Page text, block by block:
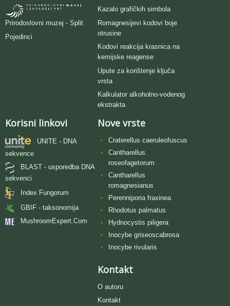
Prirodoslovni muzej - Split
Pojedinci
Kazalo grafičkih simbola
Romagnesijevi kodovi boje
otrusine
Kodovi reakcija krasnica na
kemijske reagense
Upute za korištenje ključa
vrsta
Kalkulator alkoholno-vodenog
ekstrakta
Korisni linkovi
UNITE - DNA
sekvence
BLAST - usporedba DNA
sekvenci
Index Fungorum
GBIF - taksonomija
MushroomExpert.Com
Nove vrste
Craterellus caeruleofuscus
Cantharellus
roseofagetorum
Cantharellus
romagnesianus
Perenniporia fraxinea
Rhodotus palmatus
Hydnocystis piligera
Inocybe griseoscabrosa
Inocybe rivularis
Kontakt
O autoru
Kontakt